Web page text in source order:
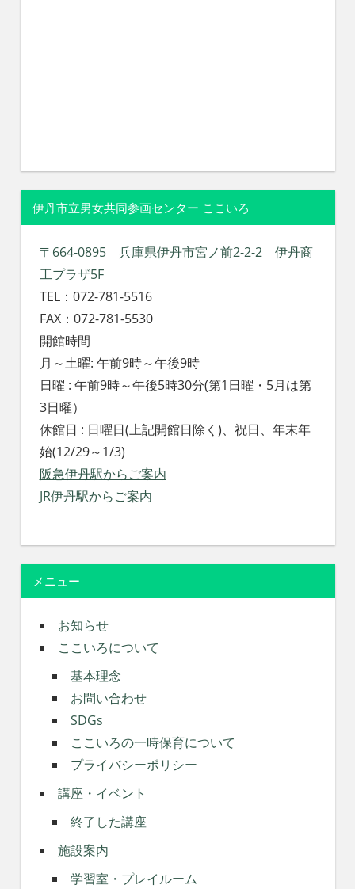
伊丹市立男女共同参画センター ここいろ
〒664-0895 兵庫県伊丹市宮ノ前2-2-2 伊丹商
工プラザ5F
TEL：072-781-5516
FAX：072-781-5530
開館時間
月～土曜: 午前9時～午後9時
日曜 : 午前9時～午後5時30分(第1日曜・5月は第
3日曜）
休館日 : 日曜日(上記開館日除く)、祝日、年末年
始(12/29～1/3)
阪急伊丹駅からご案内
JR伊丹駅からご案内
メニュー
お知らせ
ここいろについて
基本理念
お問い合わせ
SDGs
ここいろの一時保育について
プライバシーポリシー
講座・イベント
終了した講座
施設案内
学習室・プレイルーム